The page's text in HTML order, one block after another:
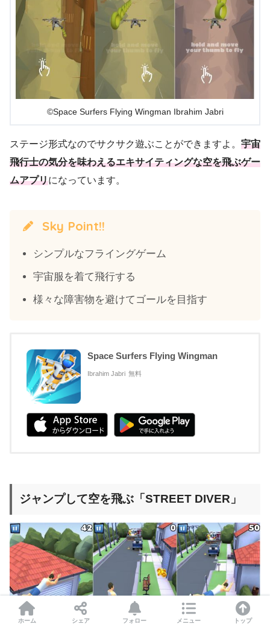
©Space Surfers Flying Wingman Ibrahim Jabri
ステージ形式なのでサクサク遊ぶことができますよ。 宇宙
飛行士の気分を味わえるエキサイティングな空を飛ぶゲー
ムアプリになっています。
Sky Point!!
シンプルなフライングゲーム
宇宙服を着て飛行する
様々な障害物を避けてゴールを目指す
Space Surfers Flying Wingman
Ibrahim Jabri 無料
ジャンプして空を飛ぶ「STREET DIVER」
ホーム シェア フォロー メニュー トップ